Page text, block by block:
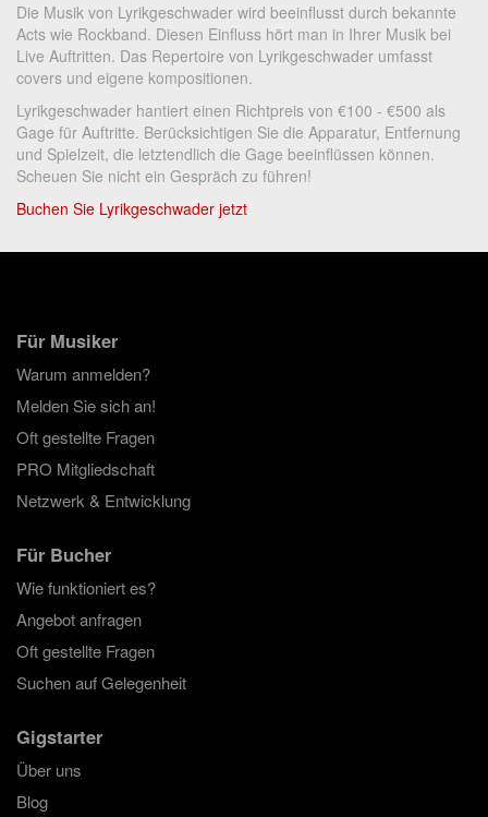
Die Musik von Lyrikgeschwader wird beeinflusst durch bekannte
Acts wie Rockband. Diesen Einfluss hört man in Ihrer Musik bei
Live Auftritten. Das Repertoire von Lyrikgeschwader umfasst
covers und eigene kompositionen.
Lyrikgeschwader hantiert einen Richtpreis von €100 - €500 als
Gage für Auftritte. Berücksichtigen Sie die Apparatur, Entfernung
und Spielzeit, die letztendlich die Gage beeinflüssen können.
Scheuen Sie nicht ein Gespräch zu führen!
Buchen Sie Lyrikgeschwader jetzt
Für Musiker
Warum anmelden?
Melden Sie sich an!
Oft gestellte Fragen
PRO Mitgliedschaft
Netzwerk & Entwicklung
Für Bucher
Wie funktioniert es?
Angebot anfragen
Oft gestellte Fragen
Suchen auf Gelegenheit
Gigstarter
Über uns
Blog